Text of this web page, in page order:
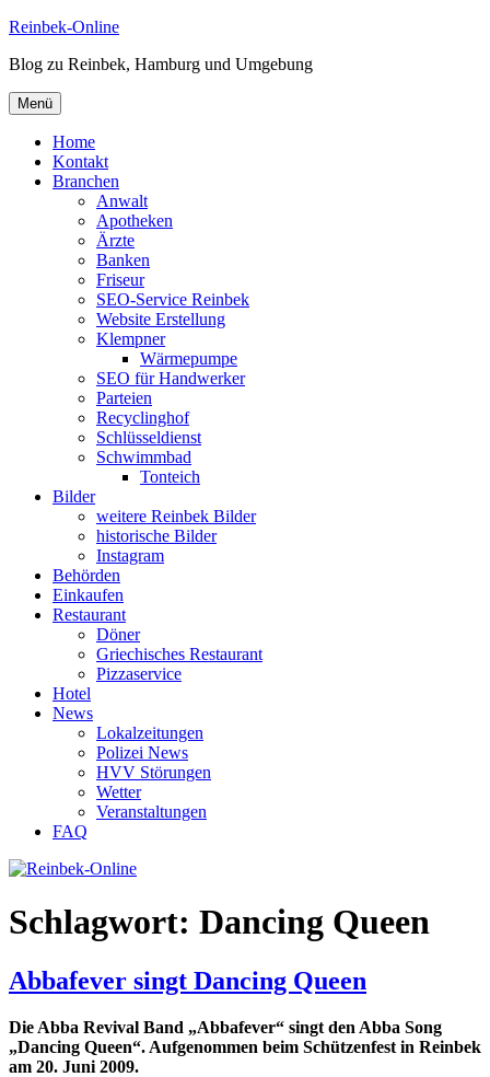
Zum
springen
Reinbek-Online
Blog zu Reinbek, Hamburg und Umgebung
Menü
Home
Kontakt
Branchen
Anwalt
Apotheken
Ärzte
Banken
Friseur
SEO-Service Reinbek
Website Erstellung
Klempner
Wärmepumpe
SEO für Handwerker
Parteien
Recyclinghof
Schlüsseldienst
Schwimmbad
Tonteich
Bilder
weitere Reinbek Bilder
historische Bilder
Instagram
Behörden
Einkaufen
Restaurant
Döner
Griechisches Restaurant
Pizzaservice
Hotel
News
Lokalzeitungen
Polizei News
HVV Störungen
Wetter
Veranstaltungen
FAQ
Schlagwort: Dancing Queen
Abbafever singt Dancing Queen
Die Abba Revival Band „Abbafever“ singt den Abba Song
„Dancing Queen“. Aufgenommen beim Schützenfest in Reinbek
am 20. Juni 2009.